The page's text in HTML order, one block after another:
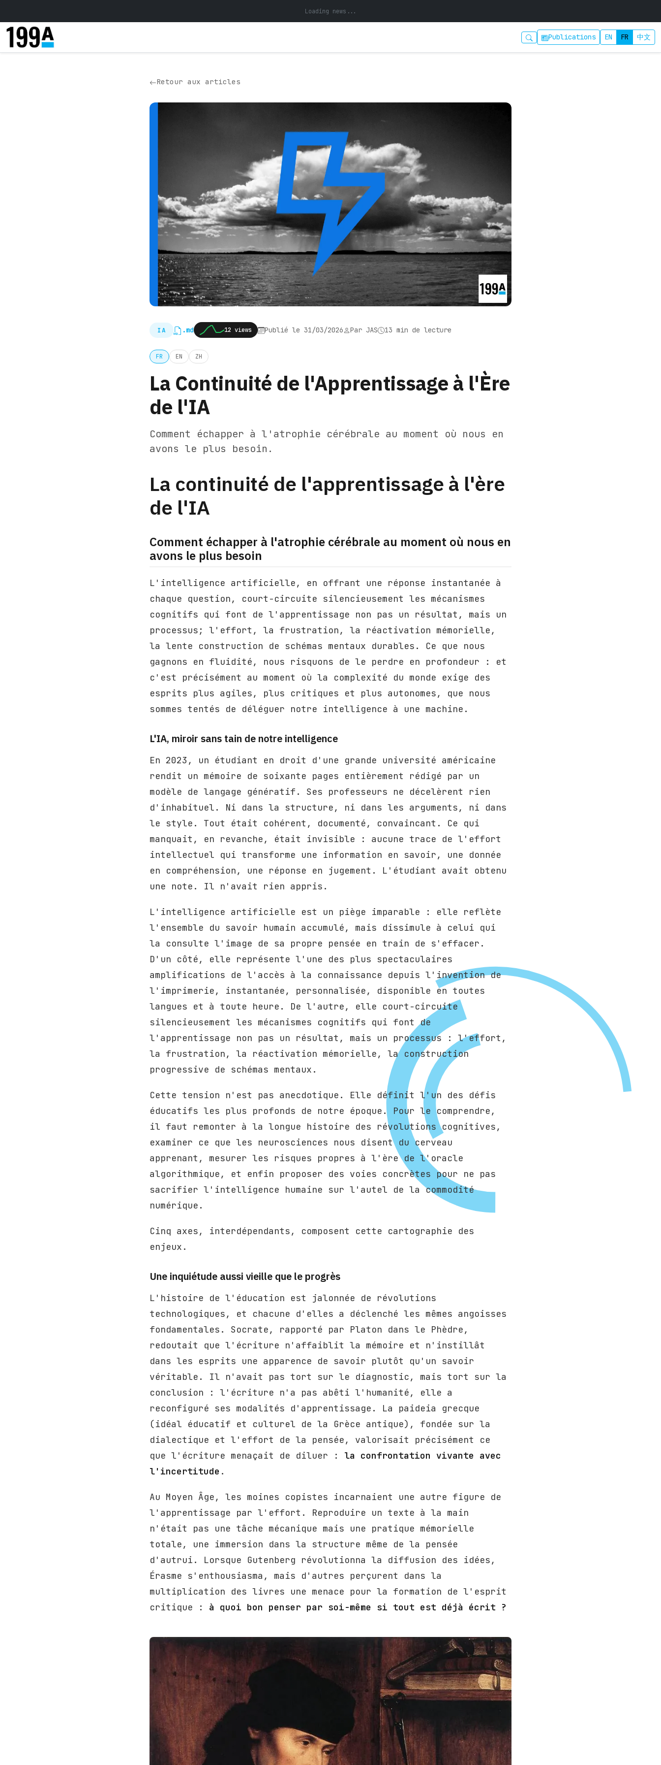
Loading news...
Publications EN FR 中文
Retour aux articles
IA .md 12 views Publié le 31/03/2026 Par JAS 13 min de lecture
FR EN ZH
La Continuité de l'Apprentissage à l'Ère
de l'IA
Comment échapper à l'atrophie cérébrale au moment où nous en
avons le plus besoin.
La continuité de l'apprentissage à l'ère
de l'IA
Comment échapper à l'atrophie cérébrale au moment où nous en
avons le plus besoin
L'intelligence artificielle, en offrant une réponse instantanée à
chaque question, court-circuite silencieusement les mécanismes
cognitifs qui font de l'apprentissage non pas un résultat, mais un
processus; l'effort, la frustration, la réactivation mémorielle,
la lente construction de schémas mentaux durables. Ce que nous
gagnons en fluidité, nous risquons de le perdre en profondeur : et
c'est précisément au moment où la complexité du monde exige des
esprits plus agiles, plus critiques et plus autonomes, que nous
sommes tentés de déléguer notre intelligence à une machine.
L'IA, miroir sans tain de notre intelligence
En 2023, un étudiant en droit d'une grande université américaine
rendit un mémoire de soixante pages entièrement rédigé par un
modèle de langage génératif. Ses professeurs ne décelèrent rien
d'inhabituel. Ni dans la structure, ni dans les arguments, ni dans
le style. Tout était cohérent, documenté, convaincant. Ce qui
manquait, en revanche, était invisible : aucune trace de l'effort
intellectuel qui transforme une information en savoir, une donnée
en compréhension, une réponse en jugement. L'étudiant avait obtenu
une note. Il n'avait rien appris.
L'intelligence artificielle est un piège imparable : elle reflète
l'ensemble du savoir humain accumulé, mais dissimule à celui qui
la consulte l'image de sa propre pensée en train de s'effacer.
D'un côté, elle représente l'une des plus spectaculaires
amplifications de l'accès à la connaissance depuis l'invention de
l'imprimerie, instantanée, personnalisée, disponible en toutes
langues et à toute heure. De l'autre, elle court-circuite
silencieusement les mécanismes cognitifs qui font de
l'apprentissage non pas un résultat, mais un processus : l'effort,
la frustration, la réactivation mémorielle, la construction
progressive de schémas mentaux.
Cette tension n'est pas anecdotique. Elle définit l'un des défis
éducatifs les plus profonds de notre époque. Pour le comprendre,
il faut remonter à la longue histoire des révolutions cognitives,
examiner ce que les neurosciences nous disent du cerveau
apprenant, mesurer les risques propres à l'ère de l'oracle
algorithmique, et enfin proposer des voies concrètes pour ne pas
sacrifier l'intelligence humaine sur l'autel de la commodité
numérique.
Cinq axes, interdépendants, composent cette cartographie des
enjeux.
Une inquiétude aussi vieille que le progrès
L'histoire de l'éducation est jalonnée de révolutions
technologiques, et chacune d'elles a déclenché les mêmes angoisses
fondamentales. Socrate, rapporté par Platon dans le Phèdre,
redoutait que l'écriture n'affaiblit la mémoire et n'instillât
dans les esprits une apparence de savoir plutôt qu'un savoir
véritable. Il n'avait pas tort sur le diagnostic, mais tort sur la
conclusion : l'écriture n'a pas abêti l'humanité, elle a
reconfiguré ses modalités d'apprentissage. La paideia grecque
(idéal éducatif et culturel de la Grèce antique), fondée sur la
dialectique et l'effort de la pensée, valorisait précisément ce
que l'écriture menaçait de diluer : la confrontation vivante avec
l'incertitude .
Au Moyen Âge, les moines copistes incarnaient une autre figure de
l'apprentissage par l'effort. Reproduire un texte à la main
n'était pas une tâche mécanique mais une pratique mémorielle
totale, une immersion dans la structure même de la pensée
d'autrui. Lorsque Gutenberg révolutionna la diffusion des idées,
Érasme s'enthousiasma, mais d'autres perçurent dans la
multiplication des livres une menace pour la formation de l'esprit
critique : à quoi bon penser par soi-même si tout est déjà écrit ?